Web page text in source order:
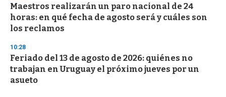
Maestros realizarán un paro nacional de 24
horas: en qué fecha de agosto será y cuáles son
los reclamos
10:28
Feriado del 13 de agosto de 2026: quiénes no
trabajan en Uruguay el próximo jueves por un
asueto